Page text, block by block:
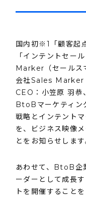
国内初※1「顧客起
「インテントセー
Marker（セールス
会社Sales Marker
CEO：小笠原 羽恭
BtoBマーケティン
戦略とインテント
を、ビジネス映像
とをお知らせします
あわせて、BtoB企
ーダーとして成長
トを開催すること